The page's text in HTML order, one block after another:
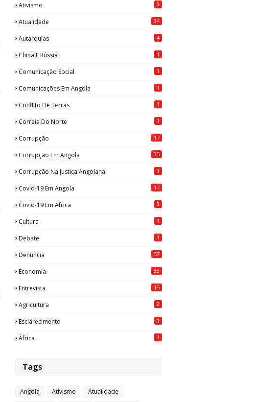
Ativismo 3
Atualidade 34
Autarquias 4
China E Rússia 1
Comunicação Social 1
Comunicações Em Angola 1
Conflito De Terras 1
Correia Do Norte 1
Corrupção 17
Corrupção Em Angola 35
Corrupção Na Justiça Angolana 1
Covid-19 Em Angola 17
Covid-19 Em África 3
Cultura 1
Debate 1
Denúncia 57
Economia 33
Entrevista 15
Agricultura 2
Esclarecimento 1
África 1
Tags
Angola Ativismo
Atualidade